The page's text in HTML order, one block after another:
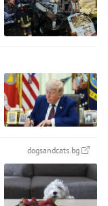
dogsandcats.bg